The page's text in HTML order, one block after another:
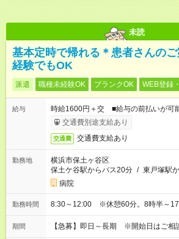
未読
基本定時で帰れる＊患者さんの
経験でもOK
派遣 職種未経験OK ブランクOK WEB登録
給与
時給1600円＋交 ■給与の前払いが可
交通費別途支給あり
交通費 交通費支給あり
勤務地
横浜市保土ヶ谷区
保土ケ谷駅からバス20分 / 東戸塚駅
病院
勤務時間 8:30～12:00 ※休憩60分。8時半～17
期間 【急募】即日～長期 ※開始日はご相